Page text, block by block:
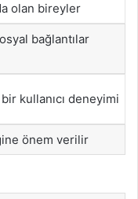
olan bireyler
bağlantılar
kullanıcı deneyimi
önem verilir